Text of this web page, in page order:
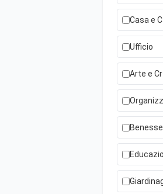
Casa e
Ufficio
Arte e